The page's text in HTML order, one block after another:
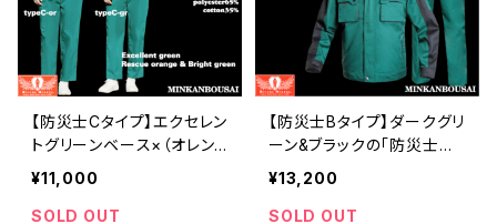
【防災士Cタイプ】エクセレン
トグリーンベース×（オレン
ジ・ブライトグリーン）「防災
士（志）防災服」 | 危機管理
ブランド民間防災
¥11,000
SOLD OUT
【防災士Bタイプ】ダークグリ
ーン&ブラックの「防災士
（志）機動服」 | 危機管理ブ
ランド民間防災
¥13,200
SOLD OUT